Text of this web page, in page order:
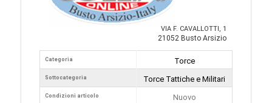
VIA F. CAVALLOTTI, 1
21052 Busto Arsizio
Categoria
Sottocategoria
Condizioni articolo
Torce
Torce Tattiche e Militari
Nuovo